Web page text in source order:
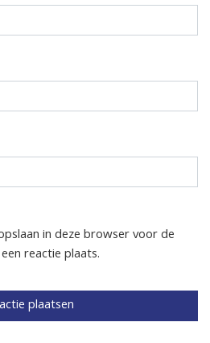
in deze browser voor de
reactie plaats.